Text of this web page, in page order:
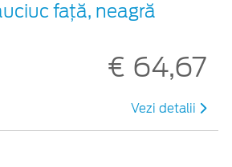
faţă, neagră
€ 64,67
Vezi detalii